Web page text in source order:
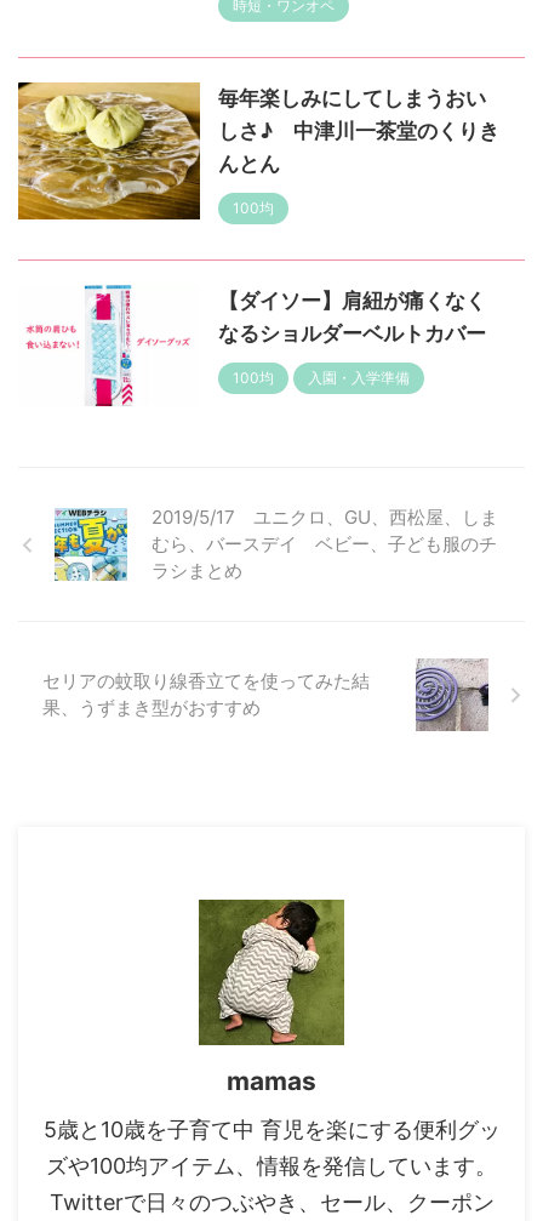
時短・ワンオペ
毎年楽しみにしてしまうおい
しさ♪ 中津川一茶堂のくりき
んとん
100均
【ダイソー】肩紐が痛くなく
なるショルダーベルトカバー
100均 入園・入学準備
2019/5/17 ユニクロ、GU、西松屋、しま
むら、バースデイ ベビー、子ども服のチ
ラシまとめ
セリアの蚊取り線香立てを使ってみた結
果、うずまき型がおすすめ
mamas
5歳と10歳を子育て中 育児を楽にする便利グッ
ズや100均アイテム、情報を発信しています。
Twitterで日々のつぶやき、セール、クーポン